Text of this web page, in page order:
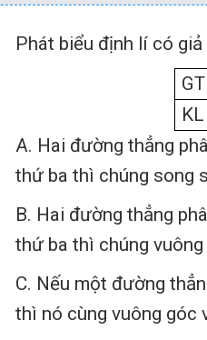
Phát biểu định lí có
GT
KL
A. Hai đường thẳng
thứ ba thì chúng song
B. Hai đường thẳng
thứ ba thì chúng
C. Nếu một đường
thì nó cùng vuông góc
Đáp án đúng là A
Hai đường thẳng phân